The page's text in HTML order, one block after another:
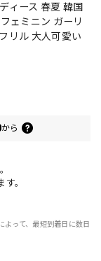
ィース 春夏 韓国
ェミニン ガーリ
リル 大人可愛い
から
。
って、最短到着日に数日